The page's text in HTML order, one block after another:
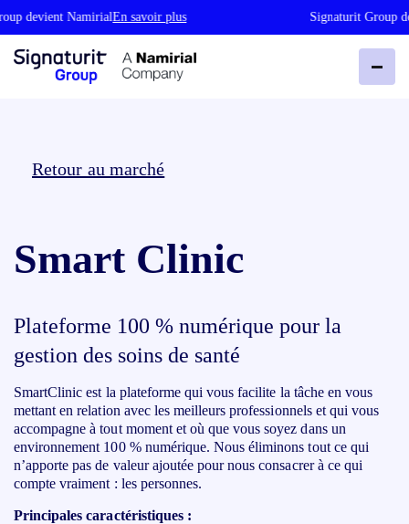
devient NamirialEn savoir plus Signaturit Group
Retour au marché
Smart Clinic
Plateforme 100 % numérique pour la
gestion des soins de santé
SmartClinic est la plateforme qui vous facilite la tâche en vous
mettant en relation avec les meilleurs professionnels et qui vous
accompagne à tout moment et où que vous soyez dans un
environnement 100 % numérique. Nous éliminons tout ce qui
n’apporte pas de valeur ajoutée pour nous consacrer à ce qui
compte vraiment : les personnes.
Principales caractéristiques :